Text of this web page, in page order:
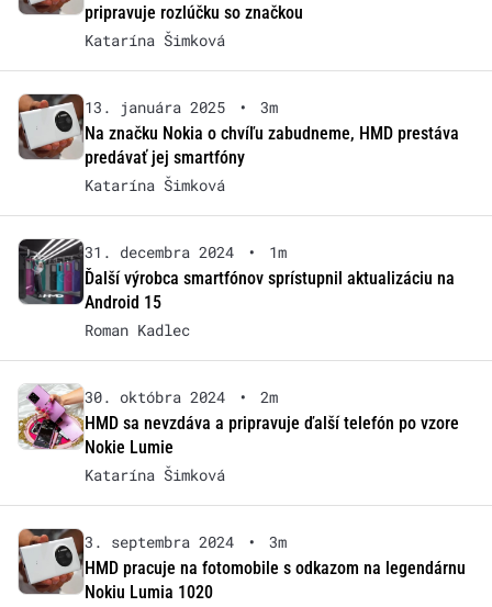
pripravuje rozlúčku so značkou
Katarína Šimková
13. januára 2025 •
3m
Na značku Nokia o chvíľu zabudneme, HMD prestáva
predávať jej smartfóny
Katarína Šimková
31. decembra 2024 •
1m
Ďalší výrobca smartfónov sprístupnil aktualizáciu na
Android 15
Roman Kadlec
30. októbra 2024 •
2m
HMD sa nevzdáva a pripravuje ďalší telefón po vzore
Nokie Lumie
Katarína Šimková
3. septembra 2024 •
3m
HMD pracuje na fotomobile s odkazom na legendárnu
Nokiu Lumia 1020